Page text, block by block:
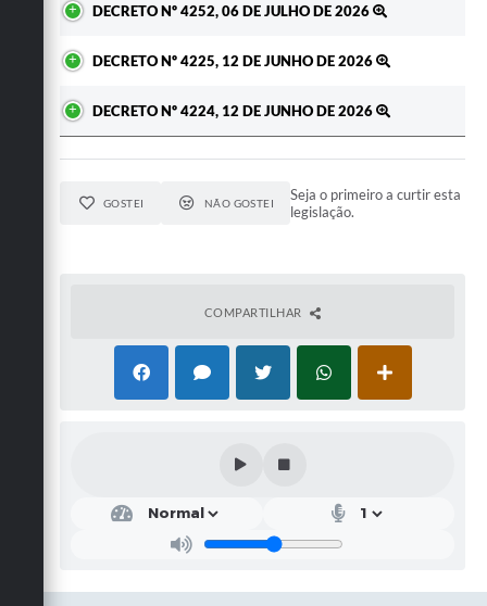
DECRETO Nº 4252, 06 DE JULHO DE 2026
DECRETO Nº 4225, 12 DE JUNHO DE 2026
DECRETO Nº 4224, 12 DE JUNHO DE 2026
GOSTEI NÃO GOSTEI
Seja o primeiro a curtir esta
legislação.
COMPARTILHAR